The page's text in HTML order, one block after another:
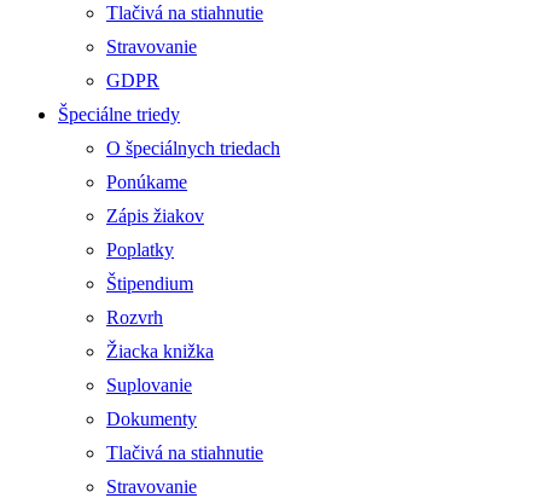
Tlačivá na stiahnutie
Stravovanie
GDPR
Špeciálne triedy
O špeciálnych triedach
Ponúkame
Zápis žiakov
Poplatky
Štipendium
Rozvrh
Žiacka knižka
Suplovanie
Dokumenty
Tlačivá na stiahnutie
Stravovanie